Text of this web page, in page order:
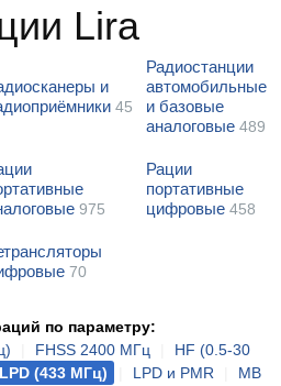
Lira
и
45
Радиостанции
автомобильные
и базовые
аналоговые 489
975
Рации
портативные
цифровые 458
70
по параметру:
FHSS 2400 МГц
HF (0.5-30
LPD (433 МГц) LPD и PMR
MB